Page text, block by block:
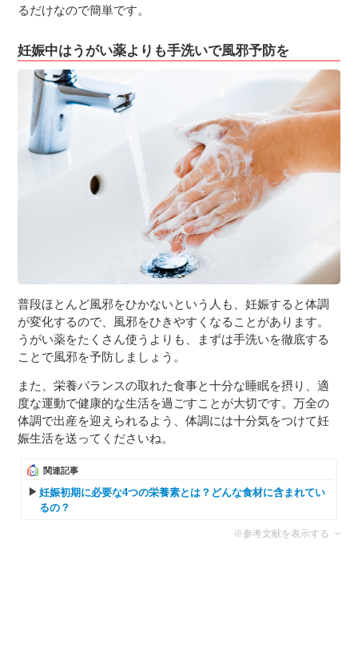
るだけなので簡単です。
妊娠中はうがい薬よりも手洗いで風邪予防を
普段ほとんど風邪をひかないという人も、妊娠すると体調
が変化するので、風邪をひきやすくなることがあります。
うがい薬をたくさん使うよりも、まずは手洗いを徹底する
ことで風邪を予防しましょう。
また、栄養バランスの取れた食事と十分な睡眠を摂り、適
度な運動で健康的な生活を過ごすことが大切です。万全の
体調で出産を迎えられるよう、体調には十分気をつけて妊
娠生活を送ってくださいね。
関連記事
妊娠初期に必要な4つの栄養素とは？どんな食材に含まれてい
るの？
※参考文献を表示する